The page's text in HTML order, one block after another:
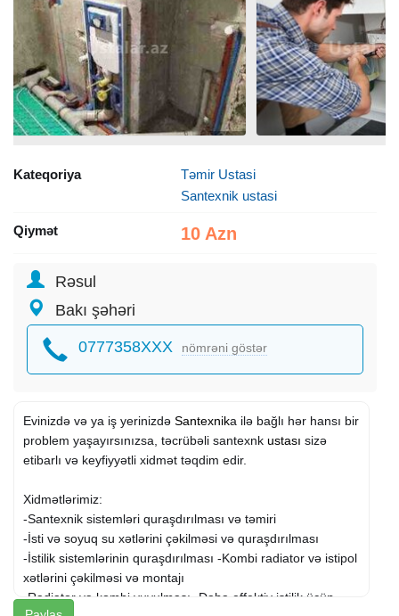
Kateqoriya
Təmir Ustasi
Santexnik ustasi
Qiymət 10 Azn
Rəsul
Bakı şəhəri
0777358XXX nömrəni göstər
Evinizdə və ya iş yerinizdə Santexnika ilə bağlı hər hansı bir
problem yaşayırsınızsa, təcrübəli santexnk ustası sizə
etibarlı və keyfiyyətli xidmət təqdim edir.
Xidmətlərimiz:
-Santexnik sistemləri quraşdırılması və təmiri
-İsti və soyuq su xətlərini çəkilməsi və quraşdırılması
-İstilik sistemlərinin quraşdırılması -Kombi radiator və istipol
xətlərini çəkilməsi və montajı
-Radiator və kombi yuyulması -Daha effektiv istilik üçün